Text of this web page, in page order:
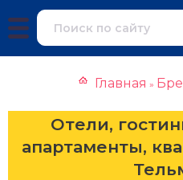
Главная »
Отели,
апартаменты,